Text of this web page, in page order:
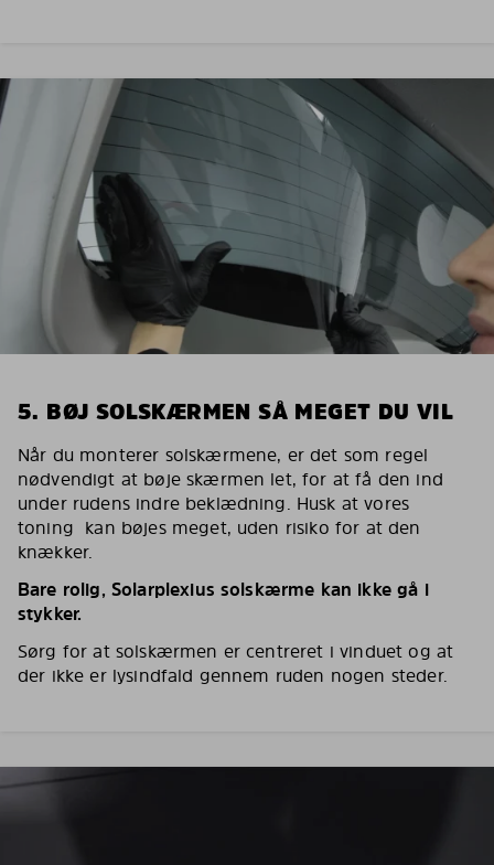
5. BØJ SOLSKÆRMEN SÅ MEGET DU VIL
Når du monterer solskærmene, er det som regel
nødvendigt at bøje skærmen let, for at få den ind
under rudens indre beklædning. Husk at vores
toning kan bøjes meget, uden risiko for at den
knækker.
Bare rolig, Solarplexius solskærme kan ikke gå i
stykker.
Sørg for at solskærmen er centreret i vinduet og at
der ikke er lysindfald gennem ruden nogen steder.